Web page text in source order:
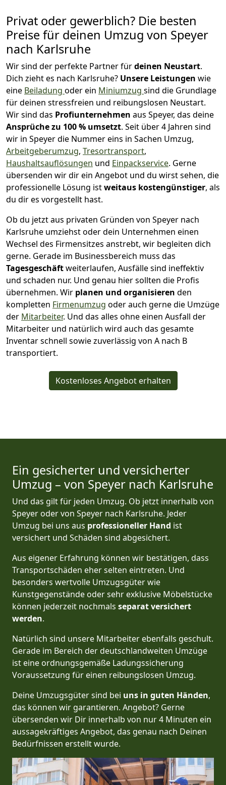
Privat oder gewerblich? Die besten
Preise für deinen Umzug von Speyer
nach Karlsruhe
Wir sind der perfekte Partner fürdeinen Neustart.
Dich zieht es nach Karlsruhe? Unsere Leistungen wie
eine Beiladung oder ein Miniumzug sind die Grundlage
für deinen stressfreien und reibungslosen Neustart.
Wir sind das Profiunternehmen aus Speyer, das deine
Ansprüche zu 100 % umsetzt. Seit über 4 Jahren sind
wir in Speyer die Nummer eins in Sachen Umzug,
Arbeitgeberumzug, Tresortransport,
Haushaltsauflösungen und Einpackservice. Gerne
übersenden wir dir ein Angebot und du wirst sehen, die
professionelle Lösung istweitaus kostengünstiger, als
du dir es vorgestellt hast.
Ob du jetzt aus privaten Gründen von Speyer nach
Karlsruhe umziehst oder dein Unternehmen einen
Wechsel des Firmensitzes anstrebt, wir begleiten dich
gerne. Gerade im Businessbereich muss das
Tagesgeschäftweiterlaufen, Ausfälle sind ineffektiv
und schaden nur. Und genau hier sollten die Profis
übernehmen. Wir planen und organisieren den
kompletten Firmenumzug oder auch gerne die Umzüge
der Mitarbeiter. Und das alles ohne einen Ausfall der
Mitarbeiter und natürlich wird auch das gesamte
Inventar schnell sowie zuverlässig von A nach B
transportiert.
Kostenloses Angebot erhalten
Ein gesicherter und versicherter
Umzug – von Speyer nach Karlsruhe
Und das gilt für jeden Umzug. Ob jetzt innerhalb von
Speyer oder von Speyer nach Karlsruhe. Jeder
Umzug bei uns aus professioneller Hand ist
versichert und Schäden sind abgesichert.
Aus eigener Erfahrung können wir bestätigen, dass
Transportschäden eher selten eintreten. Und
besonders wertvolle Umzugsgüter wie
Kunstgegenstände oder sehr exklusive Möbelstücke
können jederzeit nochmals separat versichert
werden.
Natürlich sind unsere Mitarbeiter ebenfalls geschult.
Gerade im Bereich der deutschlandweiten Umzüge
ist eine ordnungsgemäße Ladungssicherung
Voraussetzung für einen reibungslosen Umzug.
Deine Umzugsgüter sind bei uns in guten Händen,
das können wir garantieren. Angebot? Gerne
übersenden wir Dir innerhalb von nur 4 Minuten ein
aussagekräftiges Angebot, das genau nach Deinen
Bedürfnissen erstellt wurde.